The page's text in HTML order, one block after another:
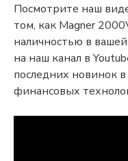
Посмотрите наш
том, как Magner
наличностью в
на наш канал в
последних новинок
финансовых